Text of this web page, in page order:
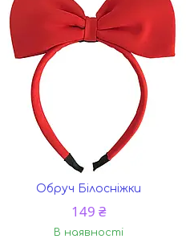
Обруч Білосніжки
149 ₴
В наявності